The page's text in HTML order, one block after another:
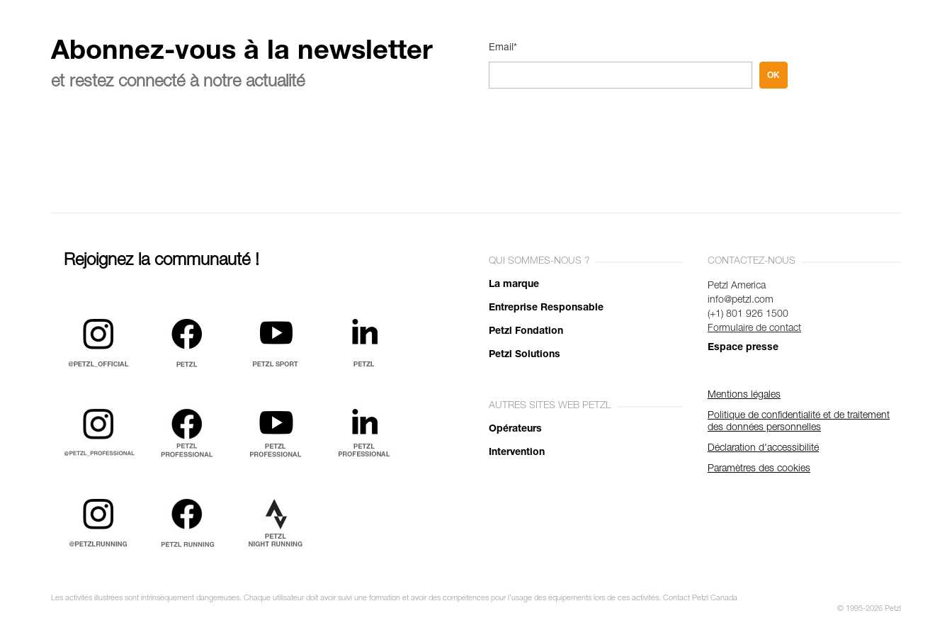
Abonnez-vous à la newsletter
et restez connecté à notre actualité
Email*
OK
Rejoignez la communauté ! QUI SOMMES-NOUS ?
La marque
Entreprise Responsable
Petzl Fondation
Petzl Solutions
AUTRES SITES WEB PETZL
Opérateurs
Intervention
CONTACTEZ-NOUS
Petzl America
info@petzl.com
(+1) 801 926 1500
Formulaire de contact
Espace presse
Mentions légales
Politique de confidentialité et de traitement
des données personnelles
Déclaration d'accessibilité
Paramètres des cookies
Les activités illustrées sont intrinsèquement dangereuses. Chaque utilisateur doit avoir suivi une formation et avoir des compétences pour l’usage des équipements lors de ces activités. Contact Petzl Canada
© 1995-2026 Petzl